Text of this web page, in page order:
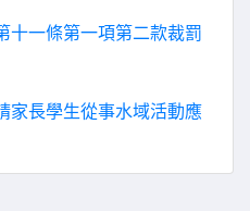
十一條第一項第二款裁罰
家長學生從事水域活動應